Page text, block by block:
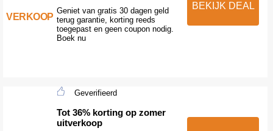
VERKOOP
Geniet van gratis 30 dagen geld
terug garantie, korting reeds
toegepast en geen coupon nodig.
Boek nu
BEKIJK DEAL
Geverifieerd
Tot 36% korting op zomer
uitverkoop